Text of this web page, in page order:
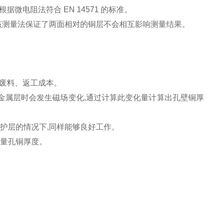
微电阻法符合 EN 14571 的标准。
量法保证了两面相对的铜层不会相互影响测量结果。
、返工成本。
层时会发生磁场变化,通过计算此变化量计算出孔壁铜厚
的情况下,同样能够良好工作。
孔铜厚度。